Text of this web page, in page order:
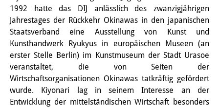
Programm
Praktikum
Links
Kontakt
Anfahrt
1992 hatte das DIJ anlässlich des zwanzigjährigen
Jahrestages der Rückkehr Okinawas in den japanischen
Staatsverband eine Ausstellung von Kunst und
Kunsthandwerk Ryukyus in europäischen Museen (an
erster Stelle Berlin) im Kunstmuseum der Stadt Urasoe
veranstaltet, die von Seiten der
Wirtschaftsorganisationen Okinawas tatkräftig gefördert
wurde. Kiyonari lag in seinem Interesse an der
Entwicklung der mittelständischen Wirtschaft besonders